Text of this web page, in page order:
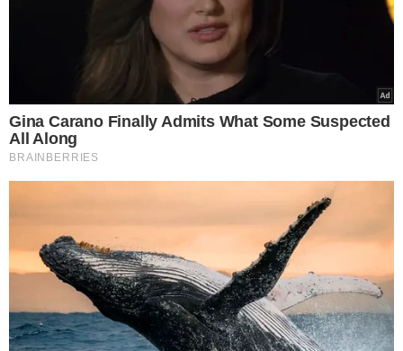
ALVOS DE FISCALIZAÇÃO
Anvisa proíbe venda de
produtos de duas